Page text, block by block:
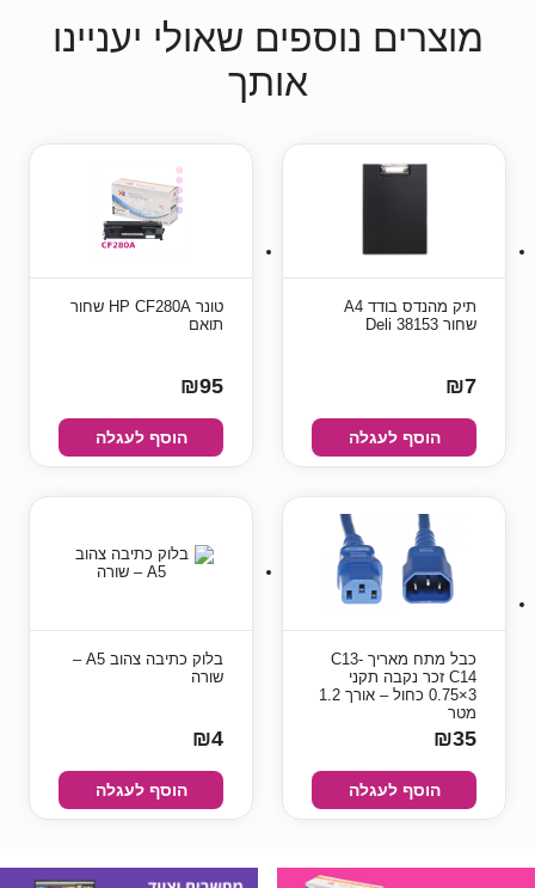
מוצרים נוספים שאולי יעניינו
אותך
תיק מהנדס בודד A4
שחור Deli 38153
₪7
הוסף לעגלה
טונר HP CF280A שחור
תואם
₪95
הוסף לעגלה
כבל מתח מאריך C13-
C14 זכר נקבה תקני
3×0.75 כחול – אורך 1.2
מטר
₪35
הוסף לעגלה
בלוק כתיבה צהוב A5 –
שורה
₪4
הוסף לעגלה